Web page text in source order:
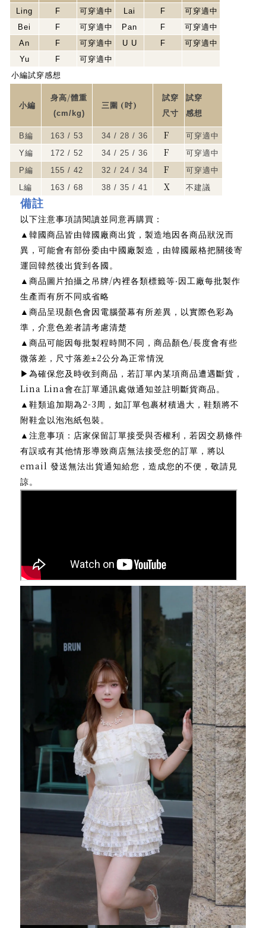
Ling
F 可穿適中 Lai F
可穿適中
Bei
F 可穿適中 Pan F
可穿適中
An
F 可穿適中 U U F
可穿適中
Yu
F
可穿適中
小編試穿感想
小編
身高/體重
(cm/kg)
三圍 (吋)
試穿
尺寸
試穿
感想
B編 163 / 53 34 / 28 / 36 F
可穿適中
Y編 172 / 52 34 / 25 / 36 F
可穿適中
P編 155 / 42 32 / 24 / 34 F
可穿適中
L編 163 / 68 38 / 35 / 41 X 不建議
備註
以下注意事項請閱讀並同意再購買：
▲ 韓國商品皆由韓國廠商出貨，製造地因各商品狀況而
異，可能會有部份委由中國廠製造，由韓國嚴格把關後寄
運回韓然後出貨到各國。
▲ 商品圖片拍攝之吊牌/內裡各類標籤等‧因工廠每批製作
生產而有所不同或省略
▲ 商品呈現顏色會因電腦螢幕有所差異，以實際色彩為
準，介意色差者請考慮清楚
▲ 商品可能因每批製程時間不同，商品顏色/長度會有些
微落差，尺寸落差±2公分為正常情況
▶ 為確保您及時收到商品，若訂單內某項商品遭遇斷貨，
Lina Lina會在訂單通訊處做通知並註明斷貨商品。
▲ 鞋類追加期為2-3 周，如訂單包裹材積過大，鞋類將不
附鞋盒以泡泡紙包裝。
▲ 注意事項：店家保留訂單接受與否權利，若因交易條件
有誤或有其他情形導致商店無法接受您的訂單，將以
email 發送無法出貨通知給您，造成您的不便，敬請見
諒。